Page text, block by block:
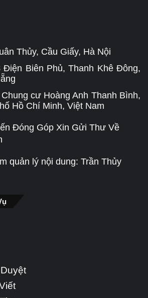
Thủy, Cầu Giấy, Hà Nội
Điện Biên Phủ, Thanh Khê Đông,
cư Hoàng Anh Thanh Bình,
Hồ Chí Minh, Việt Nam
Đóng Góp Xin Gửi Thư Về
quản lý nội dung: Trần Thủy